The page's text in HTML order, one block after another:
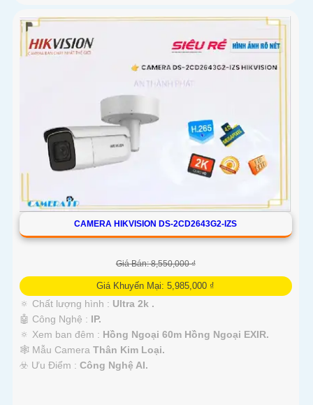
CAMERA HIKVISION DS-2CD2643G2-IZS
Giá Bán: 8,550,000 ₫
Giá Khuyến Mại: 5,985,000 ₫
🔅 Chất lượng hình : Ultra 2k .
🤖️ Công Nghệ : IP.
🔅 Xem ban đêm : Hồng Ngoại 60m Hồng Ngoại EXIR.
🕸️ Mẫu Camera Thân Kim Loại.
️☣️ Ưu Điểm : Công Nghệ AI.